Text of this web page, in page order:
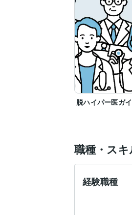
脱ハイパー医ガ
職種・ス
経験職種